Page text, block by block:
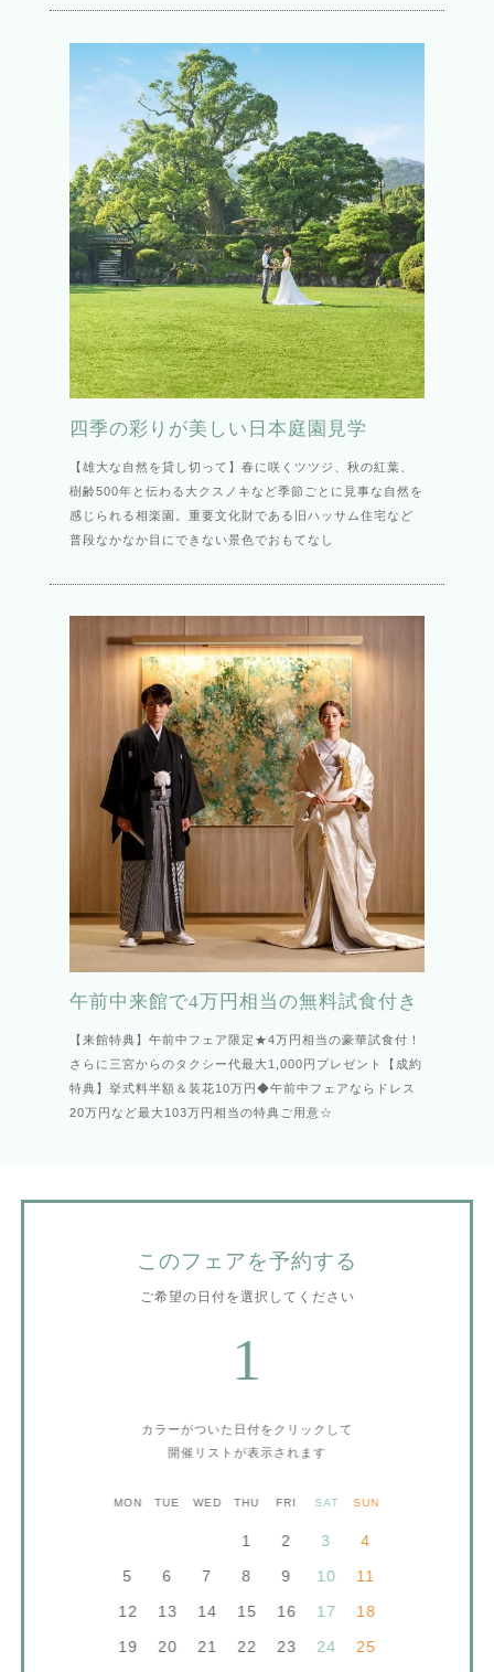
四季の彩りが美しい日本庭園見学
【雄大な自然を貸し切って】春に咲くツツジ、秋の紅葉、
樹齢500年と伝わる大クスノキなど季節ごとに見事な自然を
感じられる相楽園。重要文化財である旧ハッサム住宅など
普段なかなか目にできない景色でおもてなし
午前中来館で4万円相当の無料試食付き
【来館特典】午前中フェア限定★4万円相当の豪華試食付！
さらに三宮からのタクシー代最大1,000円プレゼント【成約
特典】挙式料半額＆装花10万円◆午前中フェアならドレス
20万円など最大103万円相当の特典ご用意☆
このフェアを予約する
ご希望の日付を選択してください
1
カラーがついた日付をクリックして
開催リストが表示されます
MON TUE WED THU FRI SAT SUN
1 2 3
4
5
6 7 8 9 10
11
12
13 14 15 16 17
18
19
20 21 22 23 24 25